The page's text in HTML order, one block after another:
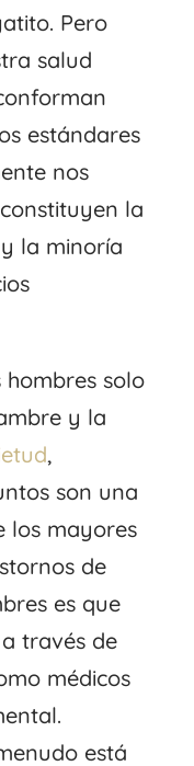
Pero
salud
estándares
nos
la
la minoría
solo
y la
,
son una
los mayores
de
es que
través de
médicos
está